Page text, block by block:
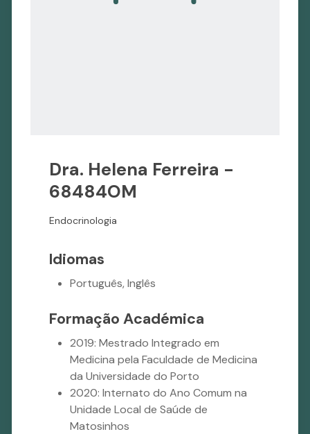
Dra. Helena Ferreira -
68484OM
Endocrinologia
Idiomas
Português, Inglês
Formação Académica
2019: Mestrado Integrado em
Medicina pela Faculdade de Medicina
da Universidade do Porto
2020: Internato do Ano Comum na
Unidade Local de Saúde de
Matosinhos